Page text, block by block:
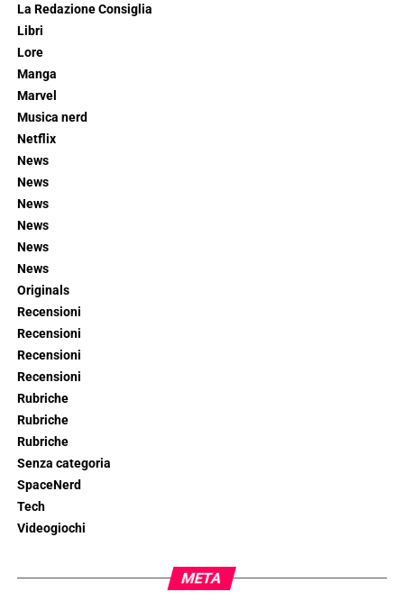
La Redazione Consiglia
Libri
Lore
Manga
Marvel
Musica nerd
Netflix
News
News
News
News
News
News
Originals
Recensioni
Recensioni
Recensioni
Recensioni
Rubriche
Rubriche
Rubriche
Senza categoria
SpaceNerd
Tech
Videogiochi
META